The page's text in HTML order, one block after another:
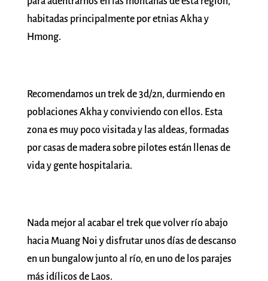
habitadas principalmente por etnias Akha y
Hmong.
Recomendamos un trek de 3d/2n, durmiendo en
poblaciones Akha y conviviendo con ellos. Esta
zona es muy poco visitada y las aldeas, formadas
por casas de madera sobre pilotes están llenas de
vida y gente hospitalaria.
Nada mejor al acabar el trek que volver río abajo
hacia Muang Noi y disfrutar unos días de descanso
en un bungalow junto al río, en uno de los parajes
más idílicos de Laos.